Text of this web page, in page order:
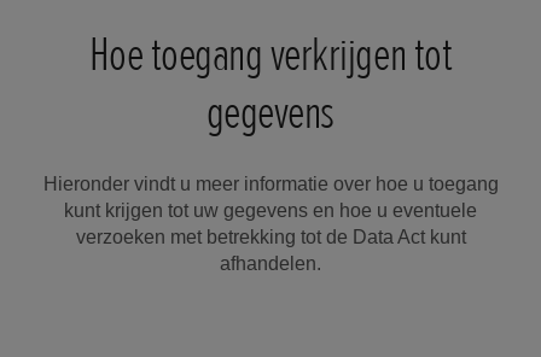
Hoe toegang verkrijgen tot
gegevens
Hieronder vindt u meer informatie over hoe u toegang
kunt krijgen tot uw gegevens en hoe u eventuele
verzoeken met betrekking tot de Data Act kunt
afhandelen.